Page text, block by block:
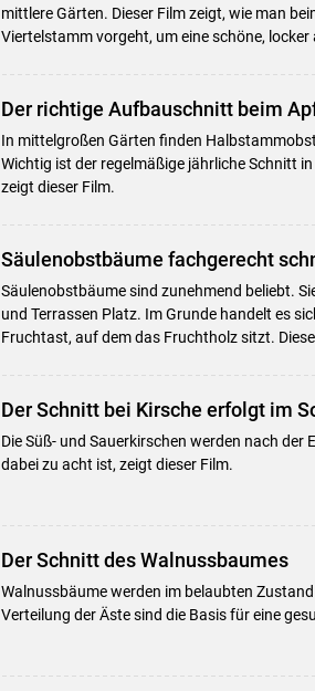
mittlere Gärten. Dieser Film zeigt, wie man
Viertelstamm vorgeht, um eine schöne,
Der richtige Aufbauschnitt beim
In mittelgroßen Gärten finden
Wichtig ist der regelmäßige jährliche Schnitt
zeigt dieser Film.
Säulenobstbäume fachgerecht
Säulenobstbäume sind zunehmend beliebt.
und Terrassen Platz. Im Grunde handelt es
Fruchtast, auf dem das Fruchtholz sitzt.
Der Schnitt bei Kirsche erfolgt im
Die Süß- und Sauerkirschen werden nach
dabei zu acht ist, zeigt dieser Film.
Der Schnitt des Walnussbaumes
Walnussbäume werden im belaubten
Verteilung der Äste sind die Basis für eine